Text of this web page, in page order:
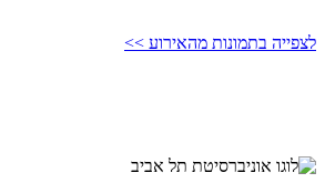
לצפייה בתמונות מהאירוע >>